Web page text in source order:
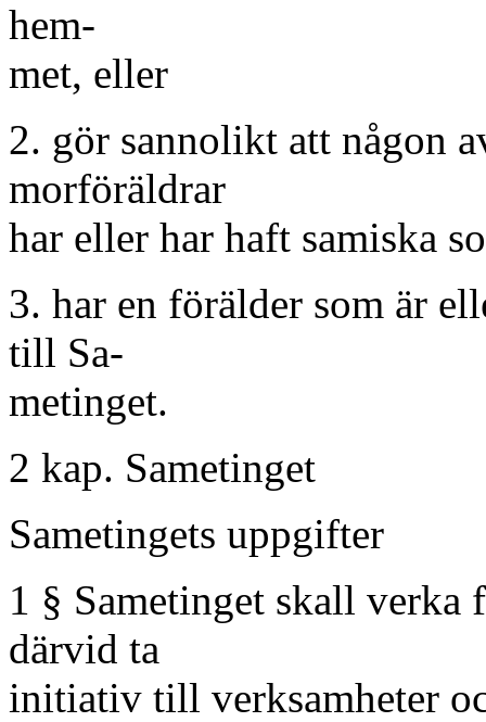
hem-
met, eller
2. gör sannolikt att någon
morföräldrar
har eller har haft samiska
3. har en förälder som är
till Sa-
metinget.
2 kap. Sametinget
Sametingets uppgifter
1 § Sametinget skall verka
därvid ta
initiativ till verksamheter